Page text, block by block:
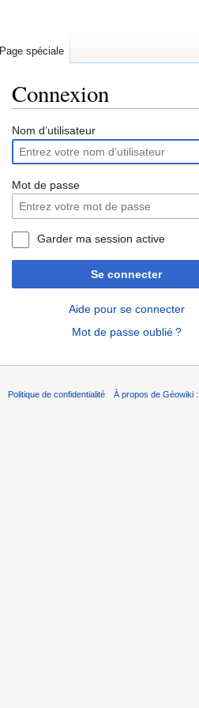
Connexion
Nom d’utilisateur
Mot de passe
Garder ma session active
Se connecter
Aide pour se connecter
Mot de passe oublié ?
Page spéciale
Politique de confidentialité À propos de Géowiki